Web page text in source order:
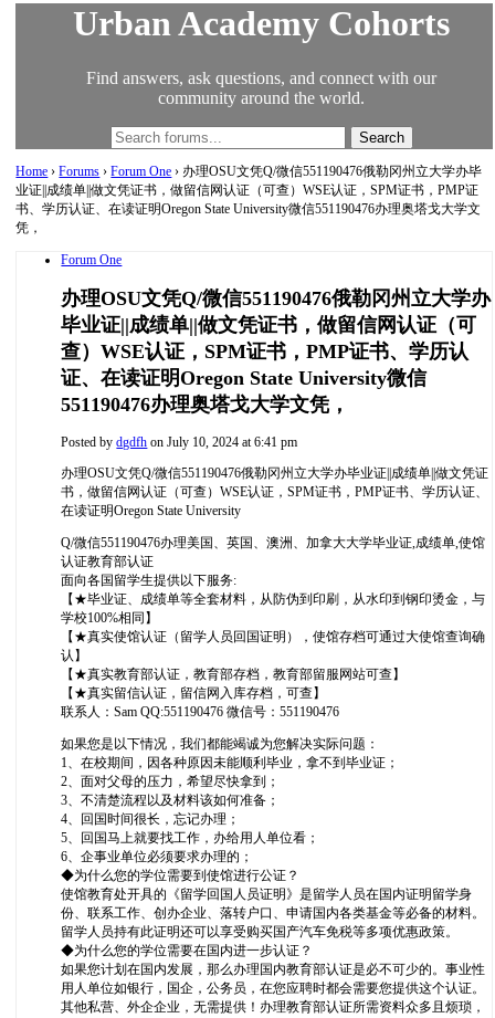
Urban Academy Cohorts
Find answers, ask questions, and connect with our
community around the world.
Home › Forums › Forum One › 办理OSU文凭Q/微信551190476俄勒冈州立大学办毕
业证||成绩单||做文凭证书，做留信网认证（可查）WSE认证，SPM证书，PMP证
书、学历认证、在读证明Oregon State University微信551190476办理奥塔戈大学文
凭，
Forum One
办理OSU文凭Q/微信551190476俄勒冈州立大学办
毕业证||成绩单||做文凭证书，做留信网认证（可
查）WSE认证，SPM证书，PMP证书、学历认
证、在读证明Oregon State University微信
551190476办理奥塔戈大学文凭，
Posted bydgdfh on July 10, 2024 at 6:41 pm
办理OSU文凭Q/微信551190476俄勒冈州立大学办毕业证||成绩单||做文凭证
书，做留信网认证（可查）WSE认证，SPM证书，PMP证书、学历认证、
在读证明Oregon State University
Q/微信551190476办理美国、英国、澳洲、加拿大大学毕业证,成绩单,使馆
认证教育部认证
面向各国留学生提供以下服务:
【★毕业证、成绩单等全套材料，从防伪到印刷，从水印到钢印烫金，与
学校100%相同】
【★真实使馆认证（留学人员回国证明），使馆存档可通过大使馆查询确
认】
【★真实教育部认证，教育部存档，教育部留服网站可查】
【★真实留信认证，留信网入库存档，可查】
联系人：Sam QQ:551190476 微信号：551190476
如果您是以下情况，我们都能竭诚为您解决实际问题：
1、在校期间，因各种原因未能顺利毕业，拿不到毕业证；
2、面对父母的压力，希望尽快拿到；
3、不清楚流程以及材料该如何准备；
4、回国时间很长，忘记办理；
5、回国马上就要找工作，办给用人单位看；
6、企事业单位必须要求办理的；
◆为什么您的学位需要到使馆进行公证？
使馆教育处开具的《留学回国人员证明》是留学人员在国内证明留学身
份、联系工作、创办企业、落转户口、申请国内各类基金等必备的材料。
留学人员持有此证明还可以享受购买国产汽车免税等多项优惠政策。
◆为什么您的学位需要在国内进一步认证？
如果您计划在国内发展，那么办理国内教育部认证是必不可少的。事业性
用人单位如银行，国企，公务员，在您应聘时都会需要您提供这个认证。
其他私营、外企企业，无需提供！办理教育部认证所需资料众多且烦琐，